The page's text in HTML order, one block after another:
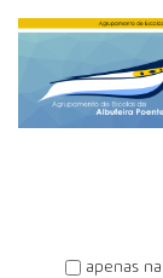
P
apenas